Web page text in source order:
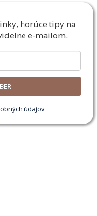
horúce tipy na
e-mailom.
údajov